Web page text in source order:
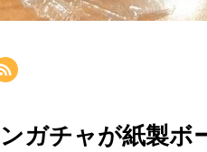
ガチャが紙製ボ